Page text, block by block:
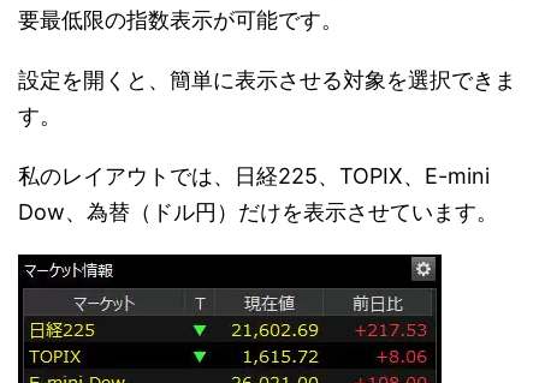
要最低限の指数表示が可能です。
設定を開くと、簡単に表示させる対象を選択できま
す。
私のレイアウトでは、日経225、TOPIX、E-mini
Dow、為替（ドル円）だけを表示させています。